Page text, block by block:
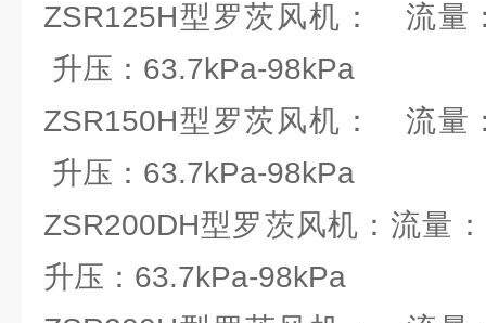
ZSR125H型罗茨风机： 流量
升压：63.7kPa-98kPa
ZSR150H型罗茨风机： 流量
升压：63.7kPa-98kPa
ZSR200DH型罗茨风机：流量
升压：63.7kPa-98kPa